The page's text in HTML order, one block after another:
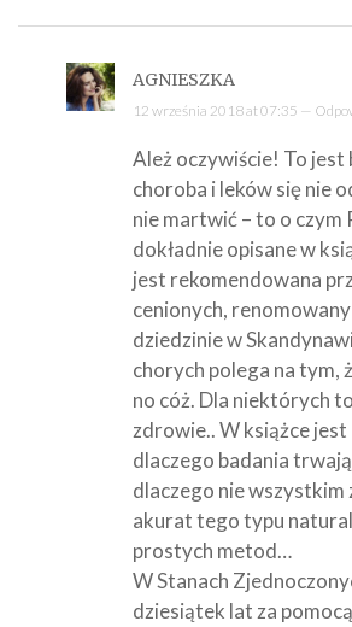
AGNIESZKA
12 września 2018 at 07:35 —
Ależ oczywiście! To jest
choroba i leków się nie
nie martwić – to o czym
dokładnie opisane w
jest rekomendowana
cenionych,
dziedzinie w
chorych polega na tym,
no cóż. Dla niektórych
zdrowie.. W książce
dlaczego badania
dlaczego nie wszystkim
akurat tego typu
prostych metod…
W Stanach
dziesiątek lat za